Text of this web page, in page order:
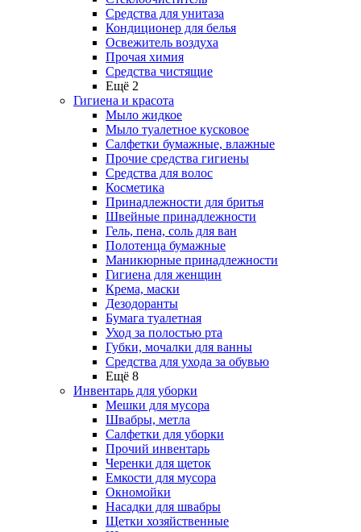
Средства для унитаза
Кондиционер для белья
Освежитель воздуха
Прочая химия
Средства чистящие
Ещё 2
Гигиена и красота
Мыло жидкое
Мыло туалетное кусковое
Салфетки бумажные, влажные
Прочие средства гигиены
Средства для волос
Косметика
Принадлежности для бритья
Швейные принадлежности
Гель, пена, соль для ван
Полотенца бумажные
Маникюрные принадлежности
Гигиена для женщин
Крема, маски
Дезодоранты
Бумага туалетная
Уход за полостью рта
Губки, мочалки для ванны
Средства для ухода за обувью
Ещё 8
Инвентарь для уборки
Мешки для мусора
Швабры, метла
Салфетки для уборки
Прочий инвентарь
Черенки для щеток
Емкости для мусора
Окномойки
Насадки для швабры
Щетки хозяйственные